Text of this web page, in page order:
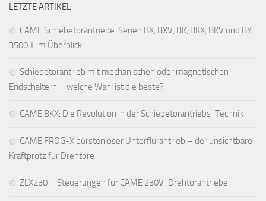
LETZTE ARTIKEL
CAME Schiebetorantriebe: Serien BX, BXV, BK, BKX, BKV und BY
3500 T im Überblick
Schiebetorantrieb mit mechanischen oder magnetischen
Endschaltern – welche Wahl ist die beste?
CAME BKX: Die Revolution in der Schiebetorantriebs-Technik
CAME FROG-X bürstenloser Unterflurantrieb – der unsichtbare
Kraftprotz für Drehtore
ZLX230 – Steuerungen für CAME 230V-Drehtorantriebe